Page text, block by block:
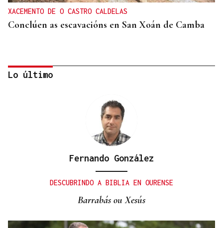
XACEMENTO DE O CASTRO CALDELAS
Conclúen as escavacións en San Xoán de Camba
Lo último
Fernando González
DESCUBRINDO A BIBLIA EN OURENSE
Barrabás ou Xesús